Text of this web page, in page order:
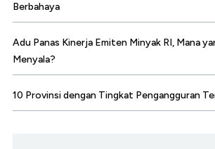
Berbahaya
Adu Panas Kinerja Emiten Minyak RI, Mana
Menyala?
10 Provinsi dengan Tingkat Pengangguran